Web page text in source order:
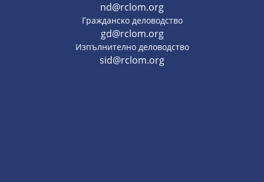
nd@rclom.org
Гражданско деловодство
gd@rclom.org
Изпълнително деловодство
sid@rclom.org